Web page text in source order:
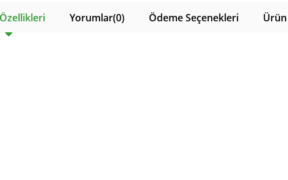
Yorumlar(0) Ödeme Seçenekleri